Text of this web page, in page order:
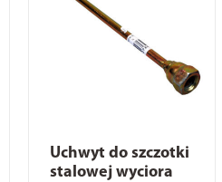
Uchwyt do szczotki
stalowej wyciora